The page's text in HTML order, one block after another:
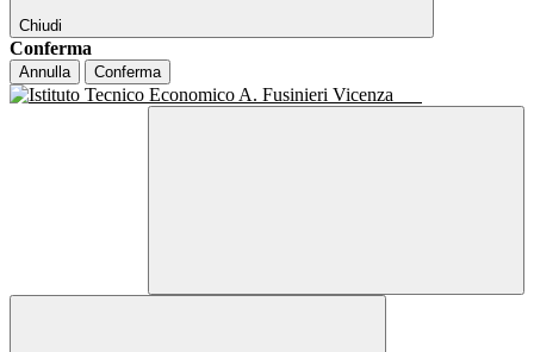
Chiudi
Conferma
Annulla Conferma